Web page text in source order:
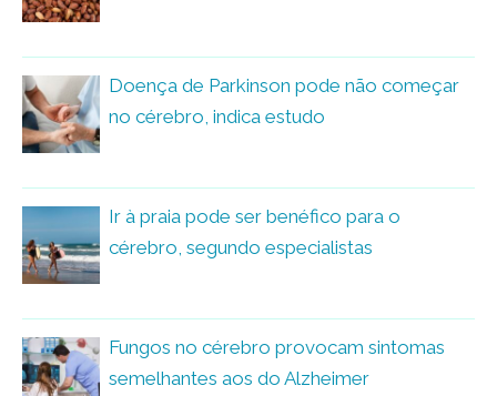
Doença de Parkinson pode não começar
no cérebro, indica estudo
Ir à praia pode ser benéfico para o
cérebro, segundo especialistas
Fungos no cérebro provocam sintomas
semelhantes aos do Alzheimer